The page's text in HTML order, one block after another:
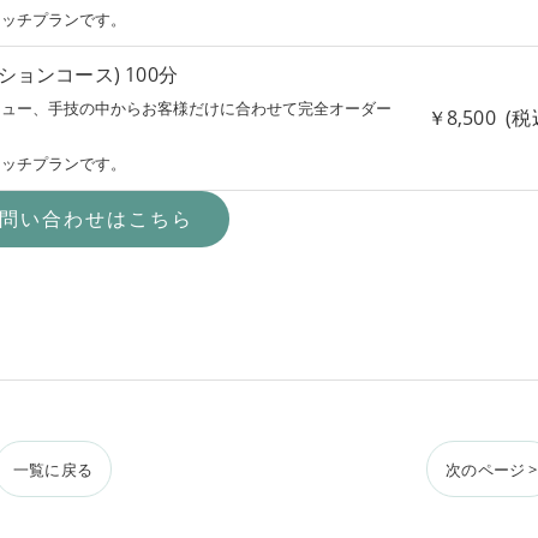
チプランです。
ョンコース) 100分
ー、手技の中からお客様だけに合わせて完全オーダー
チプランです。
￥8,500 (税
い合わせはこちら
一覧に戻る 次のページ >